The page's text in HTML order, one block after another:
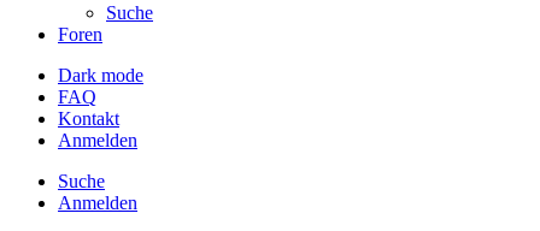
Suche
Foren
Dark mode
FAQ
Kontakt
Anmelden
Suche
Anmelden